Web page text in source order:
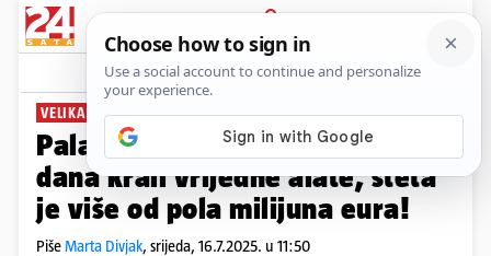
PRIJAVA
News Komentari
VELIKA AKCIJA U HRVATSKOJ
Pala provalnička banda: Godinu
dana krali vrijedne alate, šteta
je više od pola milijuna eura!
PišeMarta Divjak, srijeda, 16.7.2025. u 11:50